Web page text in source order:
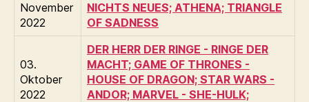
November
2022
NICHTS NEUES; ATHENA; TRIANGLE
OF SADNESS
03.
Oktober
2022
DER HERR DER RINGE - RINGE DER
MACHT; GAME OF THRONES -
HOUSE OF DRAGON; STAR WARS -
ANDOR; MARVEL - SHE-HULK;